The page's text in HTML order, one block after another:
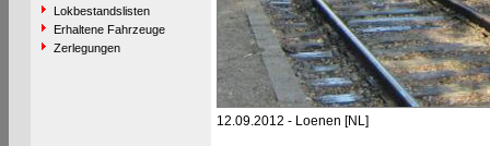
Lokbestandslisten
Erhaltene Fahrzeuge
Zerlegungen
12.09.2012 - Loenen [NL]